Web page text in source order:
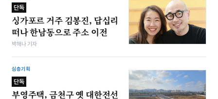
단독
싱가포르 거주 김봉진, 답십리
떠나 한남동으로 주소 이전
박해나 기자
심층기획
단독
부영주택, 금천구 옛 대한전선